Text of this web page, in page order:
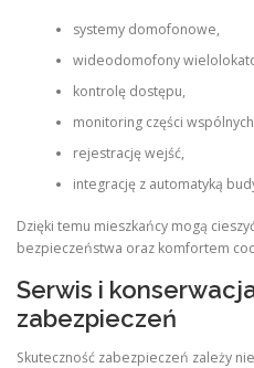
systemy domofonowe,
wideodomofony
kontrolę dostępu,
monitoring części
rejestrację wejść,
integrację z automatyką
Dzięki temu mieszkańcy mogą
bezpieczeństwa oraz komfortem
Serwis i
zabezpieczeń
Skuteczność zabezpieczeń zależy